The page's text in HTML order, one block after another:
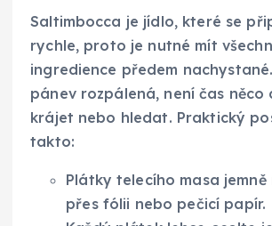
Saltimbocca je jídlo, které se
rychle, proto je nutné mít
ingredience předem
pánev rozpálená, není čas něco
krájet nebo hledat. Praktický
takto:
Plátky telecího masa
přes fólii nebo pečicí papír.